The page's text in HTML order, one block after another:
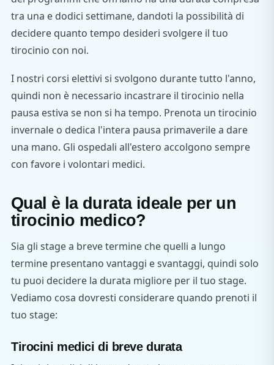
tra una e dodici settimane, dandoti la possibilità di
decidere quanto tempo desideri svolgere il tuo
tirocinio con noi.
I nostri corsi elettivi si svolgono durante tutto l'anno,
quindi non è necessario incastrare il tirocinio nella
pausa estiva se non si ha tempo. Prenota un tirocinio
invernale o dedica l'intera pausa primaverile a dare
una mano. Gli ospedali all'estero accolgono sempre
con favore i volontari medici.
Qual è la durata ideale per un
tirocinio medico?
Sia gli stage a breve termine che quelli a lungo
termine presentano vantaggi e svantaggi, quindi solo
tu puoi decidere la durata migliore per il tuo stage.
Vediamo cosa dovresti considerare quando prenoti il
tuo stage:
Tirocini medici di breve durata